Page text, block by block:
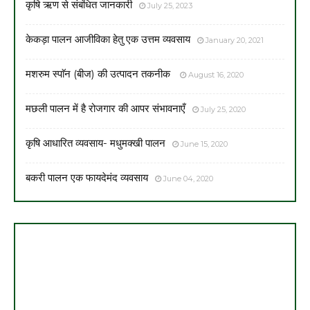
कृषि ऋण से संबंधित जानकारी July 25, 2023
केकड़ा पालन आजीविका हेतु एक उत्तम व्यवसाय January 20, 2021
मशरुम स्पाॅन (बीज) की उत्पादन तकनीक August 16, 2020
मछली पालन में है रोजगार की आपर संभावनाएँ July 25, 2020
कृषि आधारित व्यवसाय- मधुमक्खी पालन June 15, 2020
बकरी पालन एक फायदेमंद व्यवसाय June 04, 2020